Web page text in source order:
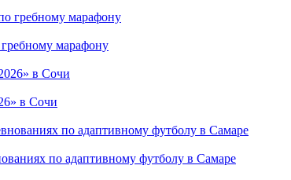
марафону
в Сочи
по адаптивному футболу в Самаре